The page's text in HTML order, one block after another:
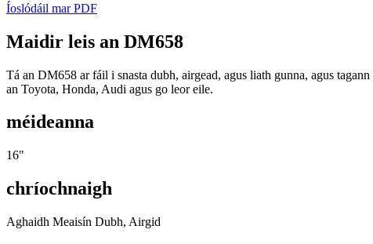
Íoslódáil mar PDF
Maidir leis an DM658
Tá an DM658 ar fáil i snasta dubh, airgead, agus liath gunna, agus
an Toyota, Honda, Audi agus go leor eile.
méideanna
16"
chríochnaigh
Aghaidh Meaisín Dubh, Airgid